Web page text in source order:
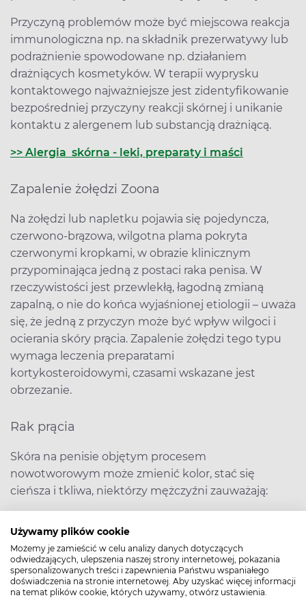
Używamy plików cookie
Możemy je zamieścić w celu analizy danych dotyczących
odwiedzających, ulepszenia naszej strony internetowej, pokazania
spersonalizowanych treści i zapewnienia Państwu wspaniałego
doświadczenia na stronie internetowej. Aby uzyskać więcej informacji
na temat plików cookie, których używamy, otwórz ustawienia.
Przyczyną problemów może być miejscowa reakcja
immunologiczna np. na składnik prezerwatywy lub
podrażnienie spowodowane np. działaniem
drażniących kosmetyków. W terapii wyprysku
kontaktowego najważniejsze jest zidentyfikowanie
bezpośredniej przyczyny reakcji skórnej i unikanie
kontaktu z alergenem lub substancją drażniącą.
>> Alergia skórna - leki, preparaty i maści
Zapalenie żołędzi Zoona
Na żołędzi lub napletku pojawia się pojedyncza,
czerwono-brązowa, wilgotna plama pokryta
czerwonymi kropkami, w obrazie klinicznym
przypominająca jedną z postaci raka penisa. W
rzeczywistości jest przewlekłą, łagodną zmianą
zapalną, o nie do końca wyjaśnionej etiologii – uważa
się, że jedną z przyczyn może być wpływ wilgoci i
ocierania skóry prącia. Zapalenie żołędzi tego typu
wymaga leczenia preparatami
kortykosteroidowymi, czasami wskazane jest
obrzezanie.
Rak prącia
Skóra na penisie objętym procesem
nowotworowym może zmienić kolor, stać się
cieńsza i tkliwa, niektórzy mężczyźni zauważają:
owrzodzenie lub guzek na prąciu,
aksamitną wysypkę,
małe krostki lub brązową narośl (najczęściej na